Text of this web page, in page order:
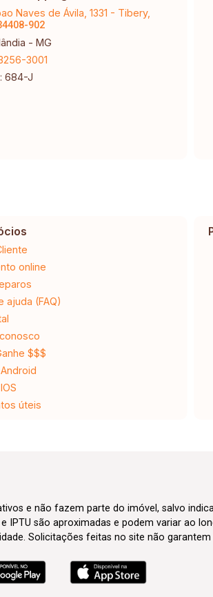
Naves de Ávila, 1331 - Tibery,
902
- MG
3001
684-J
online
ajuda (FAQ)
$$$
úteis
e não fazem parte do imóvel, salvo
são aproximadas e podem variar ao
Solicitações feitas no site não